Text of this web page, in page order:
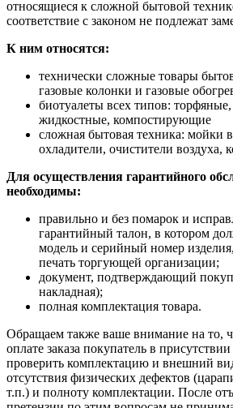
относящиеся к сложной бытовой
соответствие с законом не подлежат
К ним относятся:
технически сложные товары
газовые колонки и газовые
биотуалеты всех типов:
жидкостные, компостирующие
сложная бытовая техника: мойки
охладители, очистители воздуха,
Для осуществления гарантийного
необходимы:
правильно и без помарок и
гарантийный талон, в котором
модель и серийный номер
печать торгующей организации;
документ, подтверждающий
накладная);
полная комплектация товара.
Обращаем также ваше внимание на то,
оплате заказа покупатель в
проверить комплектацию и внешний
отсутствия физических дефектов
т.п.) и полноту комплектации. После